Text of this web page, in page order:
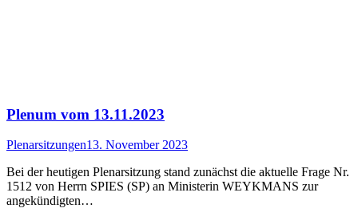
Plenum vom 13.11.2023
Plenarsitzungen13. November 2023
Bei der heutigen Plenarsitzung stand zunächst die aktuelle Frage Nr.
1512 von Herrn SPIES (SP) an Ministerin WEYKMANS zur
angekündigten…